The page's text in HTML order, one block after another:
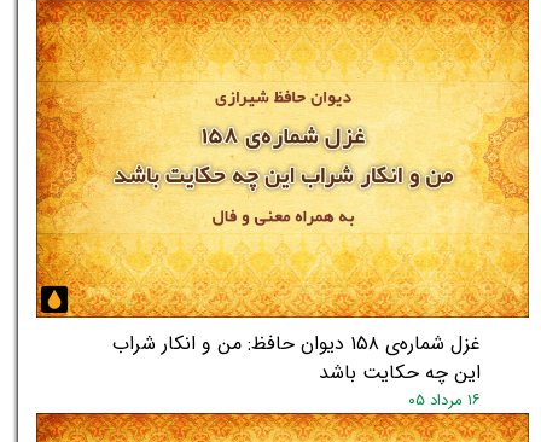
★
غزل شماره‌ی ۱۵۸ دیوان حافظ: من و انکار شراب
این چه حکایت باشد
۱۶ مرداد ۰۵